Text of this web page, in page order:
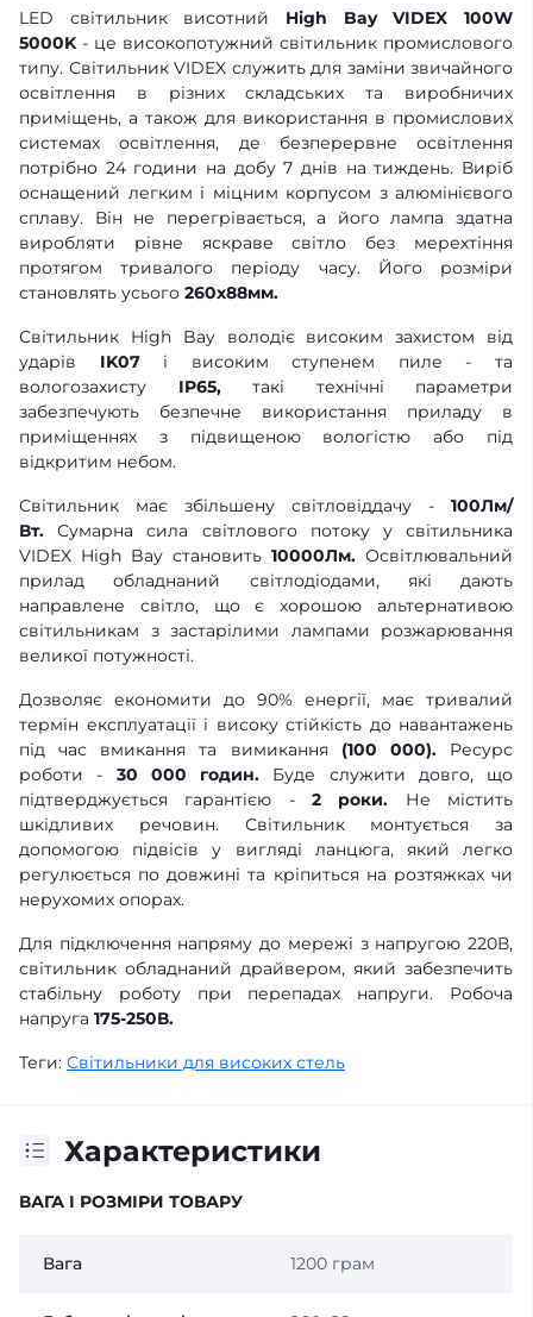
LED світильник висотний High Bay VIDEX 100W
5000K - це високопотужний світильник промислового
типу. Світильник VIDEX служить для заміни звичайного
освітлення в різних складських та виробничих
приміщень, а також для використання в промислових
системах освітлення, де безперервне освітлення
потрібно 24 години на добу 7 днів на тиждень. Виріб
оснащений легким і міцним корпусом з алюмінієвого
сплаву. Він не перегрівається, а його лампа здатна
виробляти рівне яскраве світло без мерехтіння
протягом тривалого періоду часу. Його розміри
становлять усього 260x88мм.
Світильник High Bay володіє високим захистом від
ударів IK07і високим ступенем пиле - та
вологозахисту IP65,такі технічні параметри
забезпечують безпечне використання приладу в
приміщеннях з підвищеною вологістю або під
відкритим небом.
Світильник має збільшену світловіддачу - 100Лм/
Вт. Сумарна сила світлового потоку у світильника
VIDEX High Bay становить 10000Лм. Освітлювальний
прилад обладнаний світлодіодами, які дають
направлене світло, що є хорошою альтернативою
світильникам з застарілими лампами розжарювання
великої потужності.
Дозволяє економити до 90% енергії, має тривалий
термін експлуатації і високу стійкість до навантажень
під час вмикання та вимикання (100 000).Ресурс
роботи - 30 000 годин. Буде служити довго, що
підтверджується гарантією - 2 роки. Не містить
шкідливих речовин. Світильник монтується за
допомогою підвісів у вигляді ланцюга, який легко
регулюється по довжині та кріпиться на розтяжках чи
нерухомих опорах.
Для підключення напряму до мережі з напругою 220В,
світильник обладнаний драйвером, який забезпечить
стабільну роботу при перепадах напруги. Робоча
напруга 175-250В.
Теги: Світильники для високих стель
Характеристики
ВАГА І РОЗМІРИ ТОВАРУ
Вага 1200 грам